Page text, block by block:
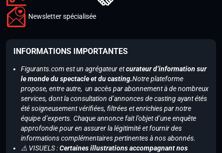
Newsletter spécialisée
INFORMATIONS IMPORTANTES
Figurants.com est un agrégateur etcurateur d’information sur
le monde du spectacle et du casting.Notre plateforme
propose, entre autre, un accès par abonnement à de nombreux
services, dont la consultation d’annonces de casting ayant étés
été soigneusement vérifiées, filtrées et enrichies par notre
équipe d’experts. Chaque annonce fait l’objet d’une enquête
approfondie pour en assurer la légitimité et fournir des
informations complémentaires pertinentes à nos abonnés.
⚠️ VISUELS :Certaines illustrations accompagnant nos